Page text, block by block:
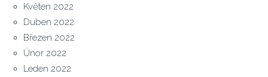
Květen 2022
Duben 2022
Březen 2022
Únor 2022
Leden 2022